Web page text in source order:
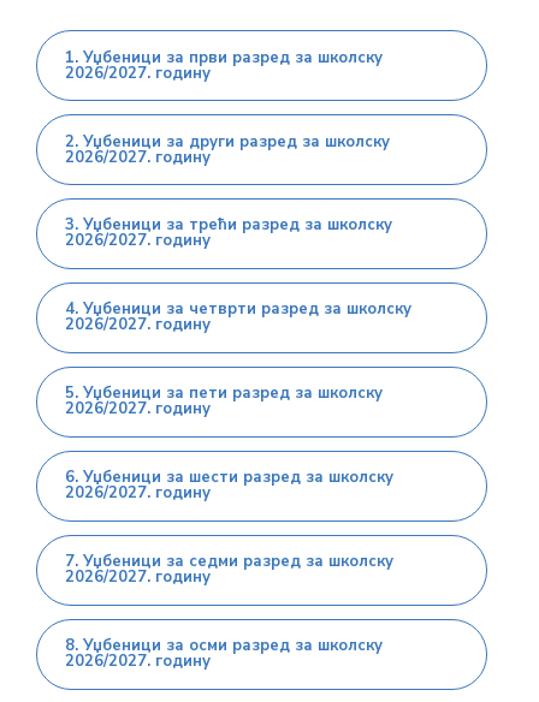
1. Уџбеници за први разред за школску
2026/2027. годину
2. Уџбеници за други разред за школску
2026/2027. годину
3. Уџбеници за трећи разред за школску
2026/2027. годину
4. Уџбеници за четврти разред за школску
2026/2027. годину
5. Уџбеници за пети разред за школску
2026/2027. годину
6. Уџбеници за шести разред за школску
2026/2027. годину
7. Уџбеници за седми разред за школску
2026/2027. годину
8. Уџбеници за осми разред за школску
2026/2027. годину